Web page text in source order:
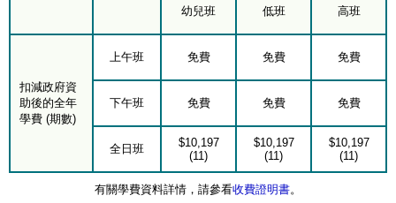
幼兒班 低班 高班
扣減政府資
助後的全年
學費 (期數)
上午班 免費 免費 免費
下午班 免費 免費 免費
全日班
$10,197
(11)
$10,197
(11)
$10,197
(11)
有關學費資料詳情，請參看收費證明書。